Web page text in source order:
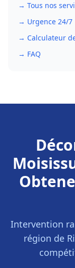
→ Tous nos
→ Urgence 24/7
→ Calculateur
→ FAQ
Intervention
région de